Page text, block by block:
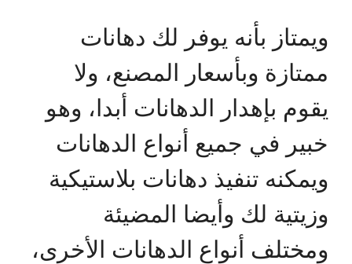
ويمتاز بأنه يوفر لك دهانات
ممتازة وبأسعار المصنع، ولا
يقوم بإهدار الدهانات أبدا، وهو
خبير في جميع أنواع الدهانات
ويمكنه تنفيذ دهانات بلاستيكية
وزيتية لك وأيضا المضيئة
ومختلف أنواع الدهانات الأخرى،